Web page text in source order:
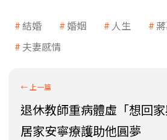
結婚 婚姻 人生
夫妻感情
退休教師重病體虛「想回家
居家安寧療護助他圓夢